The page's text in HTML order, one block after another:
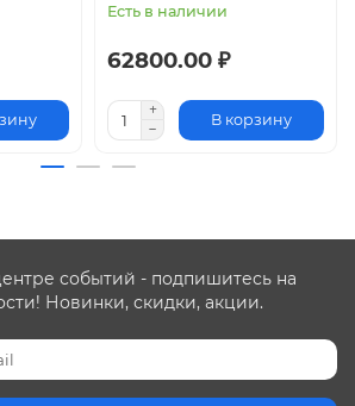
Есть в наличии
62800.00 ₽
В корзину
событий - подпишитесь на
Новинки, скидки, акции.